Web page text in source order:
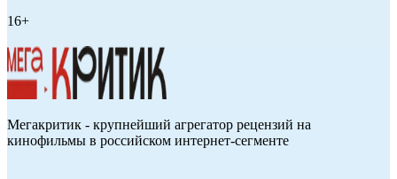
16+
Мегакритик - крупнейший агрегатор рецензий на
кинофильмы в российском интернет-сегменте